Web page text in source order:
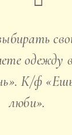
одежду
К/ф
люби».